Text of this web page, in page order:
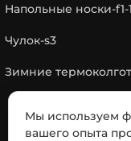
Напольные носки-f1-1
Чулок-s3
Зимние
КОНТАКТЫ
Мы используем
вашего опыта